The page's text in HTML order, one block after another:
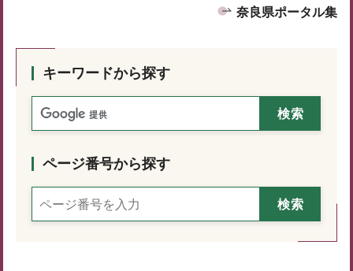
奈良県ポータル集
キーワードから探す
ページ番号から探す